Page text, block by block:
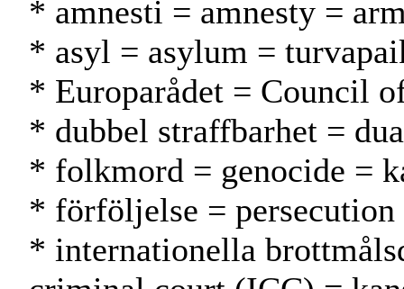
* amnesti = amnesty =
* asyl = asylum =
* Europarådet = Council
* dubbel straffbarhet =
* folkmord = genocide =
* förföljelse =
* internationella